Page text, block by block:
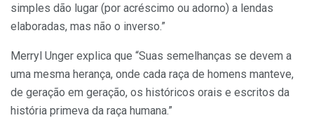
simples dão lugar (por acréscimo ou adorno) a lendas
elaboradas, mas não o inverso.”
Merryl Unger explica que “Suas semelhanças se devem a
uma mesma herança, onde cada raça de homens manteve,
de geração em geração, os históricos orais e escritos da
história primeva da raça humana.”